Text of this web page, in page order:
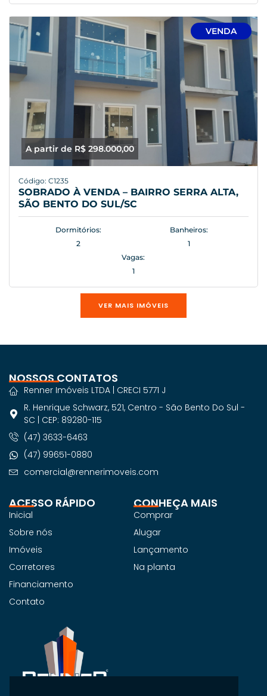
A partir de R$ 298.000,00
VENDA
Código: C1235
SOBRADO À VENDA – BAIRRO SERRA ALTA,
SÃO BENTO DO SUL/SC
Dormitórios:
2
Banheiros:
1
Vagas:
1
VER MAIS IMÓVEIS
ACESSO RÁPIDO
Inicial
Sobre nós
Imóveis
Corretores
Financiamento
Contato
CONHEÇA MAIS
Comprar
Alugar
Lançamento
Na planta
NOSSOS CONTATOS
Renner Imóveis LTDA | CRECI 5771 J
R. Henrique Schwarz, 521, Centro - São Bento Do Sul -
SC | CEP: 89280-115
(47) 3633-6463
(47) 99651-0880
comercial@rennerimoveis.com